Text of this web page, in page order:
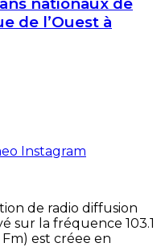
de l’Ouest à
Instagram
de radio diffusion
sur la fréquence 103.1
Fm) est créee en